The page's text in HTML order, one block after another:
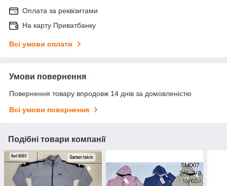
Оплата за реквізитами
На карту Приватбанку
Всі умови оплати
Умови повернення
Повернення товару впродовж 14 днів за домовленістю
Всі умови повернення
Подібні товари компанії